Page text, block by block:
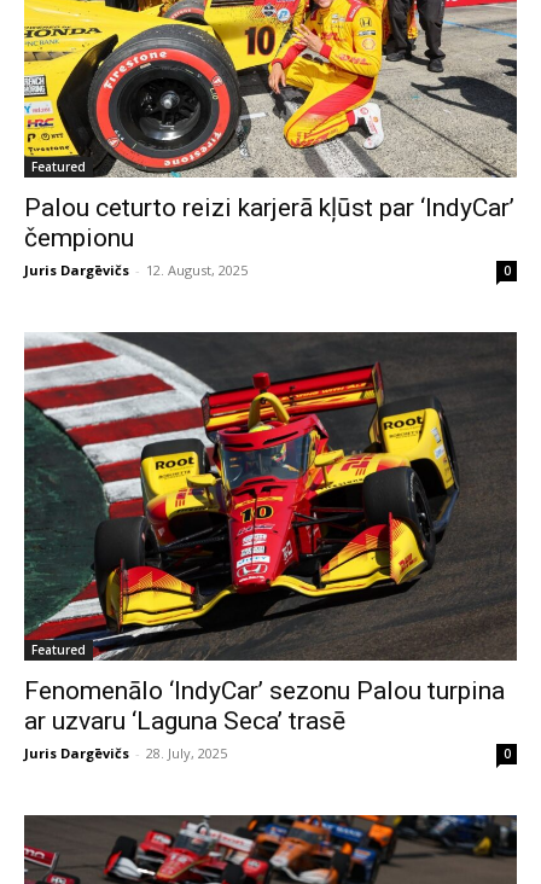
Featured
Palou ceturto reizi karjerā kļūst par ‘IndyCar’
čempionu
Juris Dargēvičs - 12. August, 2025 0
Featured
Fenomenālo ‘IndyCar’ sezonu Palou turpina
ar uzvaru ‘Laguna Seca’ trasē
Juris Dargēvičs - 28. July, 2025 0